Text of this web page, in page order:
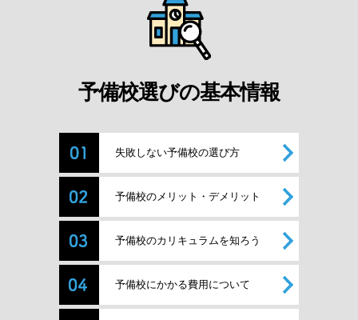
予備校選びの基本情報
失敗しない予備校の選び方
予備校のメリット・デメリット
予備校のカリキュラムを知ろう
予備校にかかる費用について